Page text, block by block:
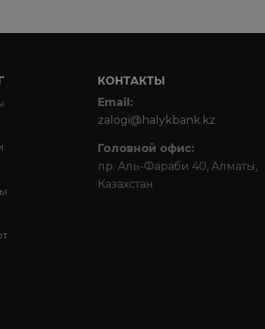
КОНТАКТЫ
Email:
zalogi@halykbank.kz
Головной офис:
пр. Аль-Фараби 40, Алматы,
Казахстан